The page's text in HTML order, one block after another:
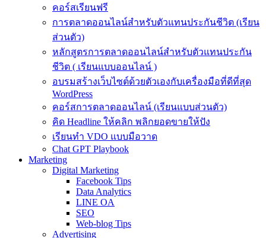
คอร์สเรียนฟรี
การตลาดออนไลน์สำหรับตัวแทนประกันชีวิต (เรียน
ส่วนตัว)
หลักสูตรการตลาดออนไลน์สำหรับตัวแทนประกัน
ชีวิต ( เรียนแบบออนไลน์ )
อบรมสร้างเว็บไซต์ด้วยตัวเองกับเครื่องมือที่ดีที่สุด
WordPress
คอร์สการตลาดออนไลน์ (เรียนแบบส่วนตัว)
คิด Headline ให้คลิก พลิกยอดขายให้ปัง
เรียนทำ VDO แบบมือวาด
Chat GPT Playbook
Marketing
Digital Marketing
Facebook Tips
Data Analytics
LINE OA
SEO
Web-blog Tips
Advertising